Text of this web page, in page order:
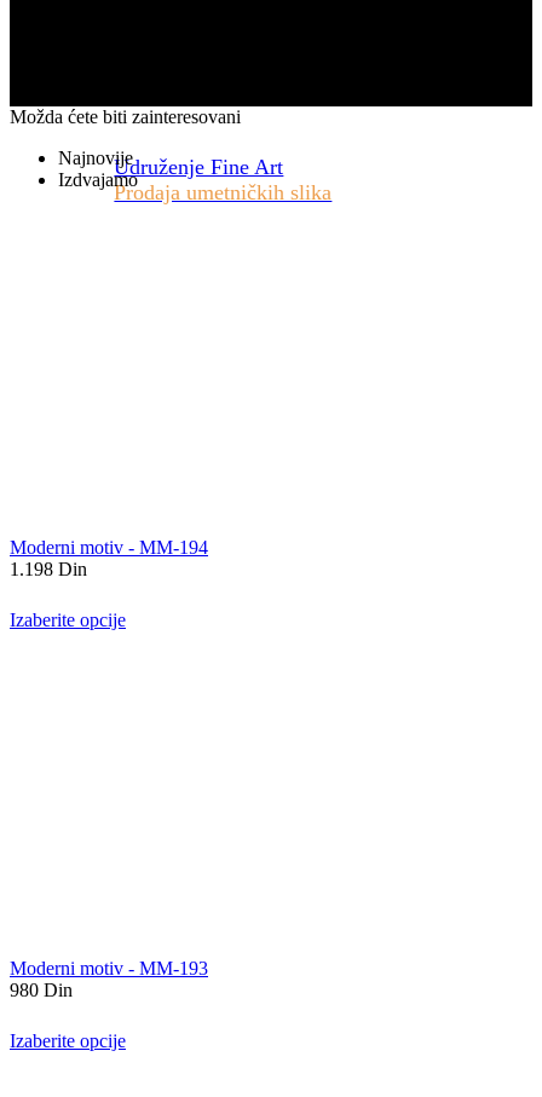
Udruženje Fine Art
Prodaja umetničkih slika
Možda ćete biti zainteresovani
Najnovije
Izdvajamo
Moderni motiv - MM-194
1.198 Din
Izaberite opcije
Moderni motiv - MM-193
980 Din
Izaberite opcije